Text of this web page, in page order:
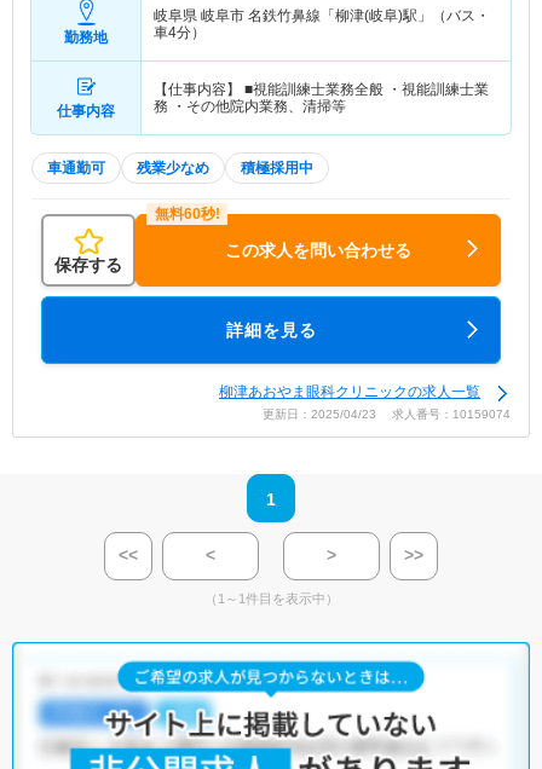
勤務地
岐阜県 岐阜市 名鉄竹鼻線「柳津(岐阜)駅」（バス・
車4分）
仕事内容
【仕事内容】 ■視能訓練士業務全般 ・視能訓練士業
務 ・その他院内業務、清掃等
車通勤可 残業少なめ 積極採用中
保存する
この求人を問い合わせる
詳細を見る
柳津あおやま眼科クリニックの求人一覧
更新日：2025/04/23 求人番号：10159074
1
<< < > >>
（1～1件目を表示中）